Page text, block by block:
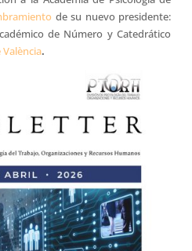
de su nuevo presidente:
de Número y Catedrático
.